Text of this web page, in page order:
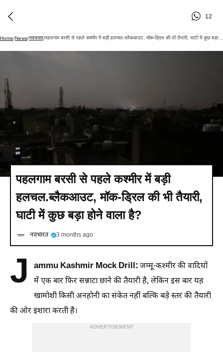
12
Home/News/नवभारत/ पहलगाम बरसी से पहले कश्मीर में बड़ी हलचल.ब्‍लैकआउट, मॉक-ड्रिल की भी तैयारी, घाटी में कुछ बड़ा होने वाला है?
पहलगाम बरसी से पहले कश्मीर में बड़ी
हलचल.ब्‍लैकआउट, मॉक-ड्रिल की भी तैयारी,
घाटी में कुछ बड़ा होने वाला है?
नवभारत 3 months ago
J ammu Kashmir Mock Drill:जम्मू-कश्मीर की वादियों
में एक बार फिर सन्नाटा छाने की तैयारी है, लेकिन इस बार यह
खामोशी किसी अनहोनी का संकेत नहीं बल्कि बड़े स्तर की तैयारी
की ओर इशारा करती है।
ADVERTISEMENT